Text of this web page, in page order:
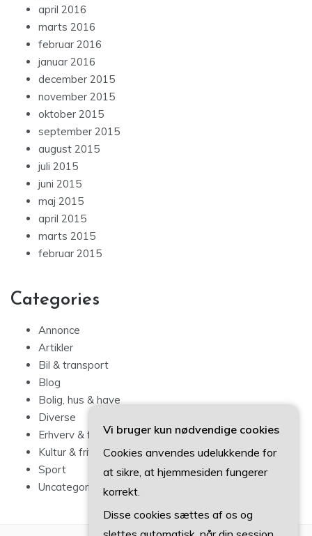
april 2016
marts 2016
februar 2016
januar 2016
december 2015
november 2015
oktober 2015
september 2015
august 2015
juli 2015
juni 2015
maj 2015
april 2015
marts 2015
februar 2015
Categories
Annonce
Artikler
Bil & transport
Blog
Bolig, hus & have
Diverse
Erhverv & forbrug
Kultur & fritid
Sport
Uncategorized
Vi bruger kun nødvendige cookies
Cookies anvendes udelukkende for
at sikre, at hjemmesiden fungerer
korrekt.
Disse cookies sættes af os og